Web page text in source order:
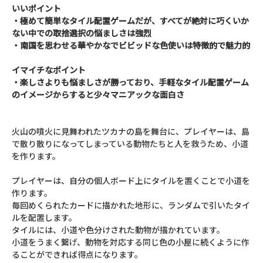
いいポイント
・極めて簡単なタイル配置ゲームだが、すべてが絶対に巧くいか
ない中での取捨選択の悩ましさは強烈
・南国を思わせる華やかなでビビッドな色使いは特徴的で魅力的
イマイチなポイント
・楽しさよりも悩ましさが勝っており、手軽なタイル配置ゲーム
のイメージからすると少々マニアックな面白さ
火山の噴火に見舞われたツカナの島を舞台に、プレイヤーは、島
で散り散りになってしまっている動物たちと人を救うため、小道
を作ります。
プレイヤーは、自分の個人ボード上にタイルを置くことで小道を
作ります。
毎回めくられたカードに描かれた地形に、ランダムで引いたタイ
ルを配置します。
タイルには、小道や色分けされた動物が描かれています。
小道をうまく繋げ、動物を対応する同じ色の小屋に続くように作
ることができれば得点になります。